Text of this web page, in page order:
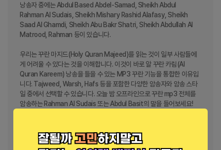
낭송자 중에는 Abdul Based Abdel-Samad, Sheikh Abdul
Rahman Al Sudais, Sheikh Mishary Rashid Alafasy, Sheikh
Saad Al Ghamdi, Sheikh Abu Bakr Shatri, Sheikh Abdullah Al
Matrood, Rahman 등이 있습니다.
우리는 꾸란 마지드(Holy Quran Majeed)를 읽는 것이 일부 사람들에
게 어려울 수 있다는 것을 이해합니다. 이것이 바로 알 꾸란 카림(Al
Quran Kareem) 낭송을 들을 수 있는 MP3 꾸란 기능을 통합한 이유입
니다. Tajweed, Warsh, Hafs 등을 포함한 다양한 암송자와 암송 스타
일 중에서 선택할 수 있습니다. 오늘 밤 오프라인으로 꾸란 mp3 전체를
암송하는 Rahman Al Sudais 또는 Abdul Basit의 말을 들어보세요!
- 꾸란, 영어 설정을 사용자 정의하여 원하는 대로 글꼴 크기, 색상, 배경